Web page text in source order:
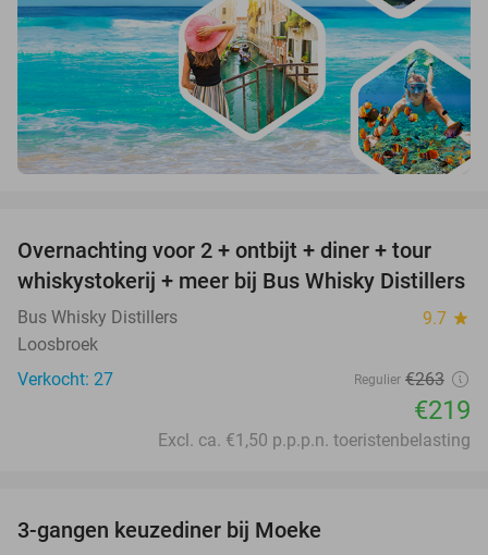
17%
Overnachting voor 2 + ontbijt + diner + tour
whiskystokerij + meer bij Bus Whisky Distillers
Bus Whisky Distillers 9.7 star
Loosbroek
Verkocht: 27
Regulier €263
€219
Excl. ca. €1,50 p.p.p.n. toeristenbelasting
3-gangen keuzediner bij Moeke